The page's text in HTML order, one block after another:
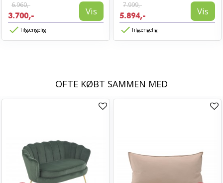
6.960,-
3.700,- Vis
Tilgængelig
7.999,-
5.894,- Vis
Tilgængelig
OFTE KØBT SAMMEN MED